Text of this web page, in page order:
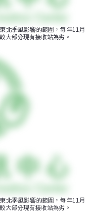
北季風影響的範圍，每年11月
大部分現有接收站為劣。
北季風影響的範圍，每年11月
大部分現有接收站為劣。